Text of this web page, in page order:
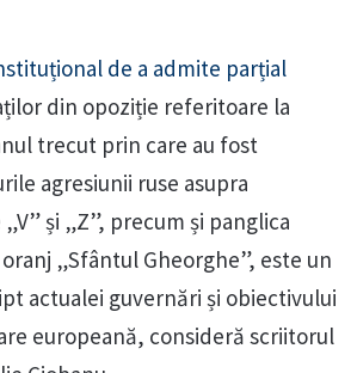
de a admite parțial
din opoziție referitoare la
trecut prin care au fost
agresiunii ruse asupra
și „Z”, precum și panglica
„Sfântul Gheorghe”, este un
actualei guvernări și obiectivului
europeană, consideră scriitorul